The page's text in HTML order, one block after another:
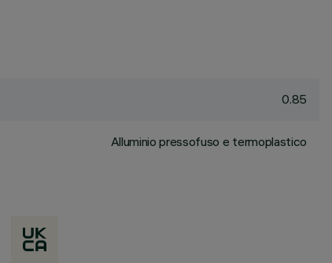
0.85
Alluminio pressofuso e termoplastico